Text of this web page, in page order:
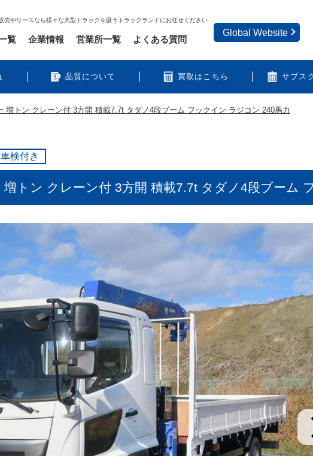
売やリースなら様々な大型トラックを扱うトラックランドにお任せください
品質について 買取はこちら サブス
覧 企業情報 営業所一覧 よくある質問
Global Website
増トン クレーン付 3方開 積載7.7t タダノ4段ブーム フックイン ラジコン 240馬力
車検付き
トン クレーン付 3方開 積載7.7t タダノ4段ブーム